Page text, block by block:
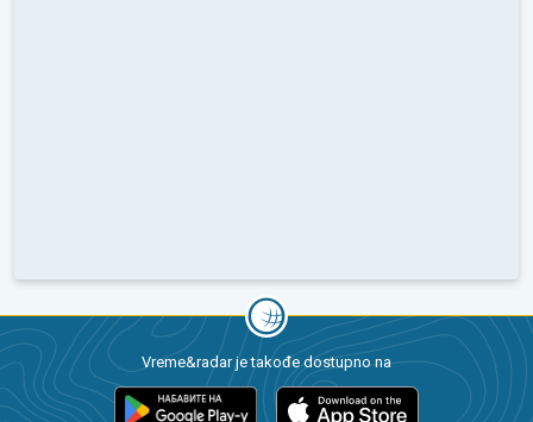
Vreme&radar je takođe dostupno na